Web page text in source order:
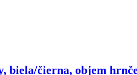
biela/čierna, objem